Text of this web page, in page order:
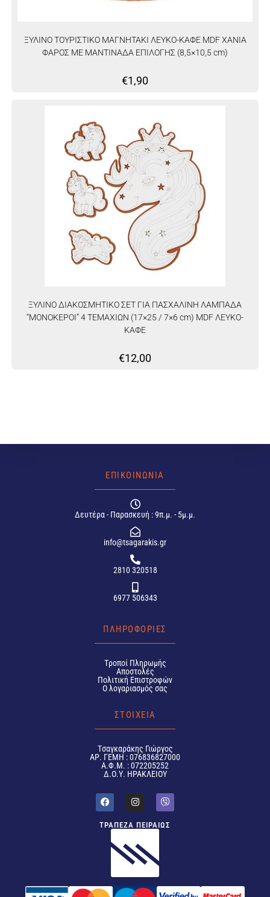
ΞΥΛΙΝΟ ΤΟΥΡΙΣΤΙΚΟ ΜΑΓΝΗΤΑΚΙ ΛΕΥΚΟ-ΚΑΦΕ MDF ΧΑΝΙΑ
ΦΑΡΟΣ ΜΕ ΜΑΝΤΙΝΑΔΑ ΕΠΙΛΟΓΗΣ (8,5×10,5 cm)
€1,90
ΞΥΛΙΝΟ ΔΙΑΚΟΣΜΗΤΙΚΟ ΣΕΤ ΓΙΑ ΠΑΣΧΑΛΙΝΗ ΛΑΜΠΑΔΑ
“ΜΟΝΟΚΕΡΟΙ” 4 ΤΕΜΑΧΙΩΝ (17×25 / 7×6 cm) MDF ΛΕΥΚΟ-
ΚΑΦΕ
€12,00
ΕΠΙΚΟΙΝΩΝΙΑ
Δευτέρα - Παρασκευή : 9π.μ. - 5μ.μ.
info@tsagarakis.gr
2810 320518
6977 506343
ΠΛΗΡΟΦΟΡΙΕΣ
Tροποί Πληρωμής
Αποστολές
Πολιτική Επιστροφών
Ο λογαριασμός σας
ΣΤΟΙΧΕΙΑ
Tσαγκαράκης Γιώργος
ΑΡ. ΓΕΜΗ : 076836827000
Α.Φ.Μ. : 072205252
Δ.Ο.Υ. ΗΡΑΚΛΕΙΟΥ
ΤΡΑΠΕΖΑ ΠΕΙΡΑΙΩΣ